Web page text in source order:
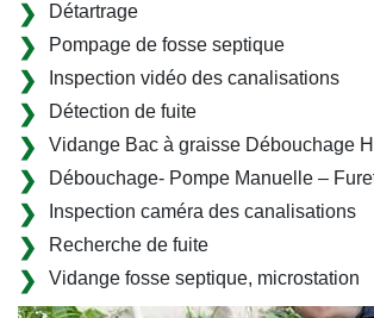
Détartrage
Pompage de fosse septique
Inspection vidéo des canalisations
Détection de fuite
Vidange Bac à graisse Débouchage
Débouchage- Pompe Manuelle –
Inspection caméra des canalisations
Recherche de fuite
Vidange fosse septique, microstation